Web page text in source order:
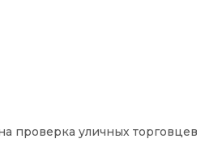
проверка уличных торговцев